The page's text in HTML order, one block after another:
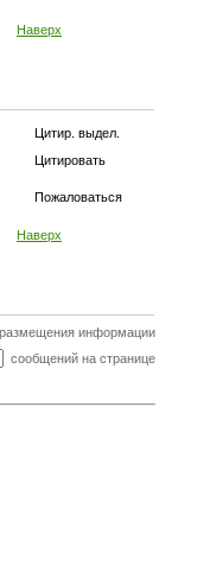
Наверх
Цитир. выдел.
Цитировать
Пожаловаться
Наверх
информации
сообщений на странице